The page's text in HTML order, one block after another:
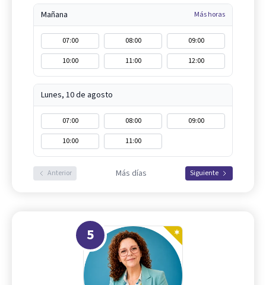
Mañana Más horas
07:00 08:00
09:00
10:00
11:00 12:00
Lunes, 10 de agosto
07:00 08:00
09:00
10:00
11:00
Anterior Más días Siguiente
5